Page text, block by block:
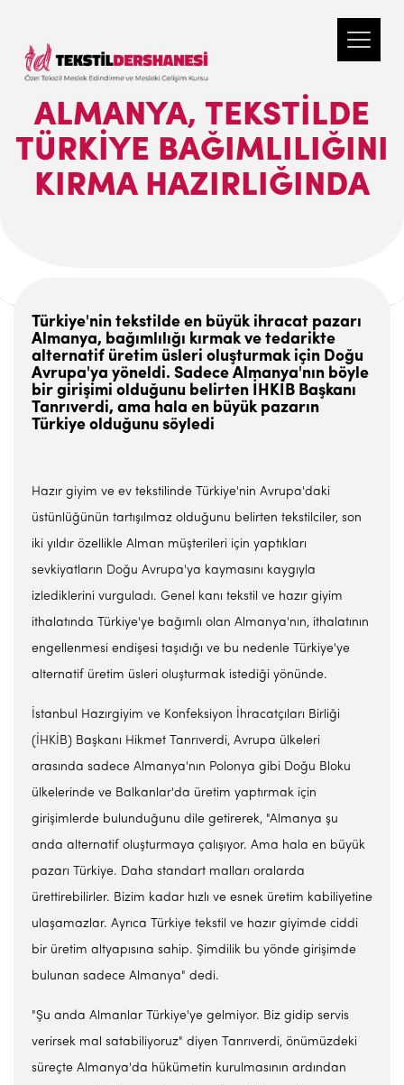
ALMANYA, TEKSTILDE
TÜRKIYE BAĞIMLILIĞINI
KIRMA HAZIRLIĞINDA
Türkiye'nin tekstilde en büyük ihracat pazarı
Almanya, bağımlılığı kırmak ve tedarikte
alternatif üretim üsleri oluşturmak için Doğu
Avrupa'ya yöneldi. Sadece Almanya'nın böyle
bir girişimi olduğunu belirten İHKİB Başkanı
Tanrıverdi, ama hala en büyük pazarın
Türkiye olduğunu söyledi
Hazır giyim ve ev tekstilinde Türkiye'nin Avrupa'daki
üstünlüğünün tartışılmaz olduğunu belirten tekstilciler, son
iki yıldır özellikle Alman müşterileri için yaptıkları
sevkiyatların Doğu Avrupa'ya kaymasını kaygıyla
izlediklerini vurguladı. Genel kanı tekstil ve hazır giyim
ithalatında Türkiye'ye bağımlı olan Almanya'nın, ithalatının
engellenmesi endişesi taşıdığı ve bu nedenle Türkiye'ye
alternatif üretim üsleri oluşturmak istediği yönünde.
İstanbul Hazırgiyim ve Konfeksiyon İhracatçıları Birliği
(İHKİB) Başkanı Hikmet Tanrıverdi, Avrupa ülkeleri
arasında sadece Almanya'nın Polonya gibi Doğu Bloku
ülkelerinde ve Balkanlar'da üretim yaptırmak için
girişimlerde bulunduğunu dile getirerek, "Almanya şu
anda alternatif oluşturmaya çalışıyor. Ama hala en büyük
pazarı Türkiye. Daha standart malları oralarda
ürettirebilirler. Bizim kadar hızlı ve esnek üretim kabiliyetine
ulaşamazlar. Ayrıca Türkiye tekstil ve hazır giyimde ciddi
bir üretim altyapısına sahip. Şimdilik bu yönde girişimde
bulunan sadece Almanya" dedi.
"Şu anda Almanlar Türkiye'ye gelmiyor. Biz gidip servis
verirsek mal satabiliyoruz" diyen Tanrıverdi, önümüzdeki
süreçte Almanya'da hükümetin kurulmasının ardından